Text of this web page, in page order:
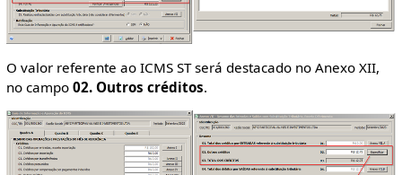
O valor referente ao ICMS ST será destacado no Anexo XII,
no campo 02. Outros créditos.